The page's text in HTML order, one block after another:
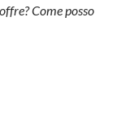
Come posso